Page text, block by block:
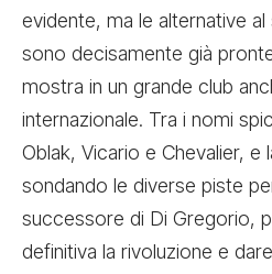
evidente, ma le alternative
sono decisamente già
mostra in un grande club
internazionale. Tra i nomi
Oblak, Vicario e Chevalier, e
sondando le diverse piste
successore di Di Gregorio,
definitiva la rivoluzione e dare